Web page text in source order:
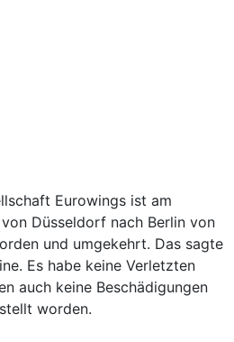
Eurowings ist am
Düsseldorf nach Berlin von
und umgekehrt. Das sagte
Es habe keine Verletzten
auch keine Beschädigungen
worden.